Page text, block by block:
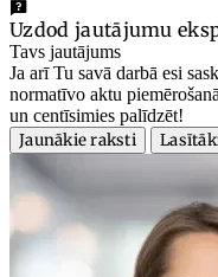
Uzdod jautājumu
Tavs jautājums
Ja arī Tu savā darbā esi
normatīvo aktu
un centīsimies palīdzēt!
Jaunākie raksti